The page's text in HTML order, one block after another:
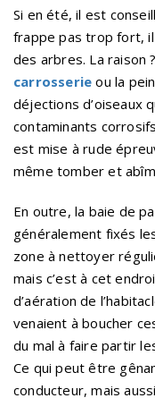
Si en été, il est
frappe pas trop fort,
des arbres. La raison
carrosserie ou la
déjections d’oiseaux
contaminants
est mise à rude
même tomber et
En outre, la baie de
généralement fixés
zone à nettoyer
mais c’est à cet
d’aération de
venaient à boucher
du mal à faire partir
Ce qui peut être
conducteur, mais